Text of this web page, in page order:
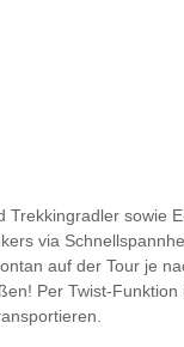
sowie
via
auf der Tour je
Per Twist-